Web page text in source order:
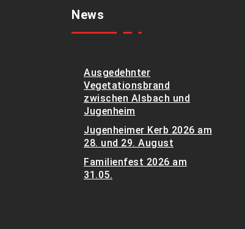
News
Ausgedehnter
Vegetationsbrand
zwischen Alsbach und
Jugenheim
Jugenheimer Kerb 2026 am
28. und 29. August
Familienfest 2026 am
31.05.